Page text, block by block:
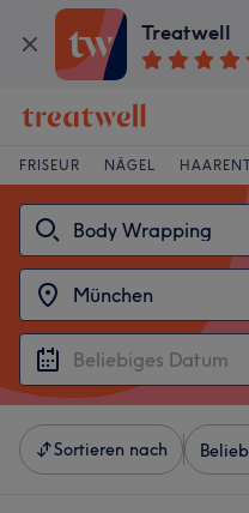
Treatwell
FRISEUR NÄGEL
Sortieren nach